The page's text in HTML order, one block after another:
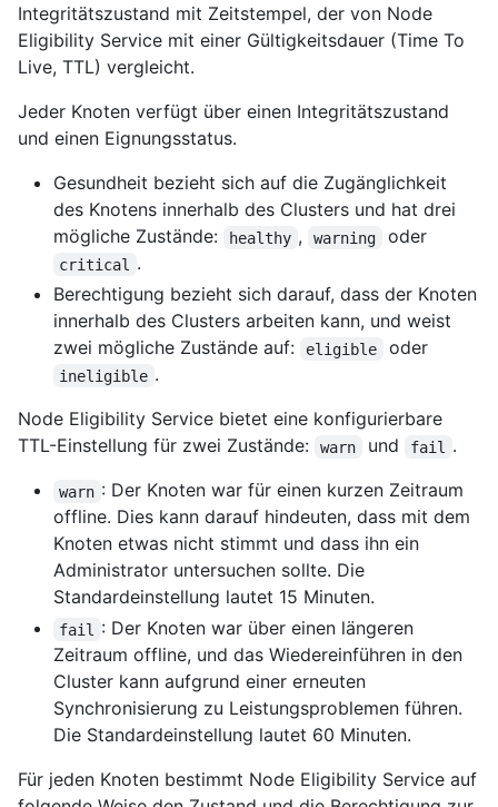
Integritätszustand mit Zeitstempel, der von Node
Eligibility Service mit einer Gültigkeitsdauer (Time To
Live, TTL) vergleicht.
Jeder Knoten verfügt über einen Integritätszustand
und einen Eignungsstatus.
Gesundheit bezieht sich auf die Zugänglichkeit
des Knotens innerhalb des Clusters und hat drei
mögliche Zustände:
healthy , warning oder
critical
.
Berechtigung bezieht sich darauf, dass der Knoten
innerhalb des Clusters arbeiten kann, und weist
zwei mögliche Zustände auf:
eligible oder
ineligible .
Node Eligibility Service bietet eine konfigurierbare
TTL-Einstellung für zwei Zustände:
warn und fail .
warn : Der Knoten war für einen kurzen Zeitraum
offline. Dies kann darauf hindeuten, dass mit dem
Knoten etwas nicht stimmt und dass ihn ein
Administrator untersuchen sollte. Die
Standardeinstellung lautet 15 Minuten.
fail
: Der Knoten war über einen längeren
Zeitraum offline, und das Wiedereinführen in den
Cluster kann aufgrund einer erneuten
Synchronisierung zu Leistungsproblemen führen.
Die Standardeinstellung lautet 60 Minuten.
Für jeden Knoten bestimmt Node Eligibility Service auf